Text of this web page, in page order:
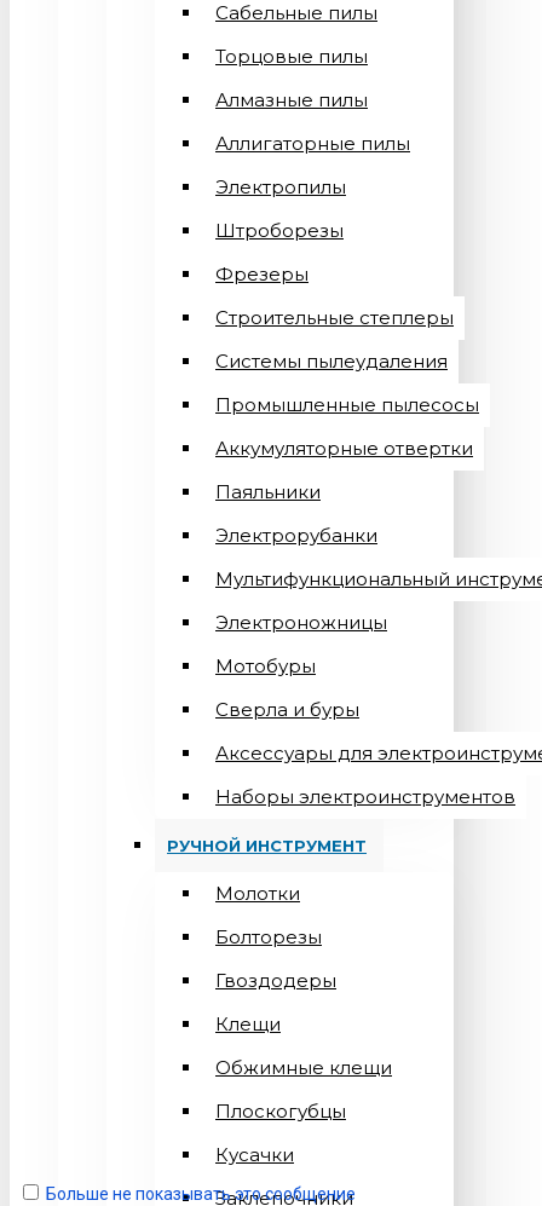
Сабельные пилы
Торцовые пилы
Алмазные пилы
Аллигаторные пилы
Электропилы
Штроборезы
Фрезеры
Строительные степлеры
Системы пылеудаления
Промышленные пылесосы
Аккумуляторные отвертки
Паяльники
Электрорубанки
Мультифункциональный
Электроножницы
Мотобуры
Сверла и буры
Аксессуары для
Наборы электроинструментов
РУЧНОЙ ИНСТРУМЕНТ
Молотки
Болторезы
Гвоздодеры
Клещи
Обжимные клещи
Плоскогубцы
Кусачки
Заклепочники
Больше не показывать это сообщение